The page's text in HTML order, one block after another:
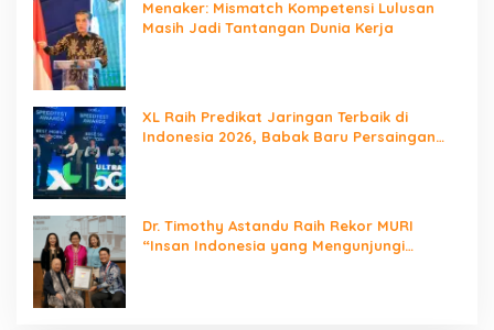
Menaker: Mismatch Kompetensi Lulusan
Masih Jadi Tantangan Dunia Kerja
XL Raih Predikat Jaringan Terbaik di
Indonesia 2026, Babak Baru Persaingan
Dr. Timothy Astandu Raih Rekor MURI
“Insan Indonesia yang Mengunjungi